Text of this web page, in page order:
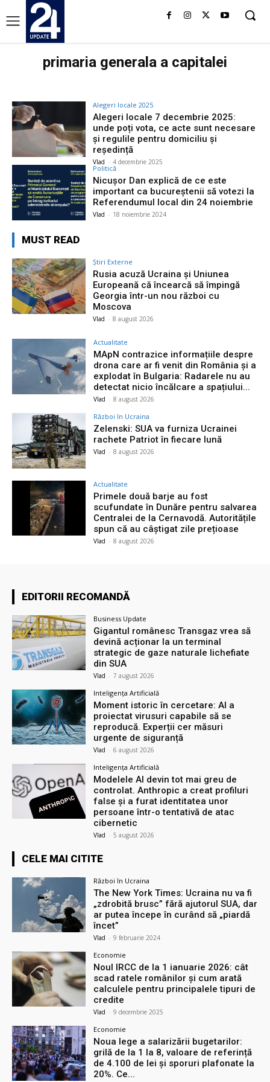
primaria generala a capitalei
Alegeri locale 2025
Alegeri locale 7 decembrie 2025:
unde poți vota, ce acte sunt necesare
și regulile pentru domiciliu și
reședință
Vlad - 4 decembrie 2025
Politică
Nicuşor Dan explică de ce este
important ca bucureştenii să votezi la
Referendumul local din 24 noiembrie
Vlad - 18 noiembrie 2024
MUST READ
Știri Externe
Rusia acuză Ucraina și Uniunea
Europeană că încearcă să împingă
Georgia într-un nou război cu
Moscova
Vlad - 8 august 2026
Actualitate
MApN contrazice informațiile despre
drona care ar fi venit din România și a
explodat în Bulgaria: Radarele nu au
detectat nicio încălcare a spațiului...
Vlad - 8 august 2026
Război în Ucraina
Zelenski: SUA va furniza Ucrainei
rachete Patriot în fiecare lună
Vlad - 8 august 2026
Actualitate
Primele două barje au fost
scufundate în Dunăre pentru salvarea
Centralei de la Cernavodă. Autoritățile
spun că au câștigat zile prețioase
Vlad - 8 august 2026
EDITORII RECOMANDĂ
Business Update
Gigantul românesc Transgaz vrea să
devină acționar la un terminal
strategic de gaze naturale lichefiate
din SUA
Vlad - 7 august 2026
Inteligența Artificială
Moment istoric în cercetare: AI a
proiectat virusuri capabile să se
reproducă. Experții cer măsuri
urgente de siguranță
Vlad - 6 august 2026
Inteligența Artificială
Modelele AI devin tot mai greu de
controlat. Anthropic a creat profiluri
false și a furat identitatea unor
persoane într-o tentativă de atac
cibernetic
Vlad - 5 august 2026
CELE MAI CITITE
Război în Ucraina
The New York Times: Ucraina nu va fi
„zdrobită brusc” fără ajutorul SUA, dar
ar putea începe în curând să „piardă
încet”
Vlad - 9 februarie 2024
Economie
Noul IRCC de la 1 ianuarie 2026: cât
scad ratele românilor și cum arată
calculele pentru principalele tipuri de
credite
Vlad - 9 decembrie 2025
Economie
Noua lege a salarizării bugetarilor:
grilă de la 1 la 8, valoare de referință
de 4.100 de lei și sporuri plafonate la
20%. Ce...